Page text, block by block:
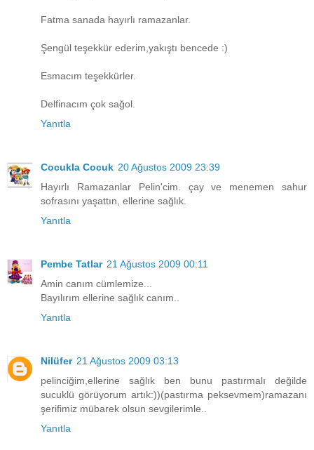
Fatma sanada hayırlı ramazanlar.
Şengül teşekkür ederim,yakıştı bencede :)
Esmacım teşekkürler.
Delfinacım çok sağol.
Yanıtla
Cocukla Cocuk 20 Ağustos 2009 23:39
Hayırlı Ramazanlar Pelin'cim. çay ve menemen sahur
sofrasını yaşattın, ellerine sağlık.
Yanıtla
Pembe Tatlar 21 Ağustos 2009 00:11
Amin canım cümlemize...
Bayılırım ellerine sağlık canım..
Yanıtla
Nilüfer 21 Ağustos 2009 03:13
pelinciğim,ellerine sağlık ben bunu pastırmalı değilde
sucuklü görüyorum artık:))(pastırma peksevmem)ramazanı
şerifimiz mübarek olsun sevgilerimle..
Yanıtla